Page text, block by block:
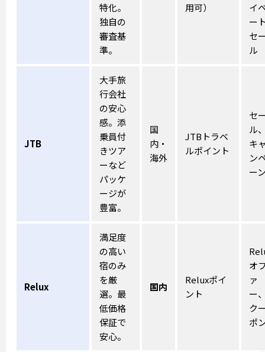
特化。
独自の
審査基
準。
用可）
イ
ー
セ
ル
JTB
大手旅
行会社
の安心
感。添
乗員付
きツア
ーなど
パッケ
ージが
豊富。
国
内・
海外
JTBトラベ
ルポイント
セ
ル
キ
ン
ー
Relux
満足度
の高い
宿のみ
を厳
選。最
低価格
保証で
安心。
国内
Reluxポイ
ント
オ
ァ
ー
ク
ポ